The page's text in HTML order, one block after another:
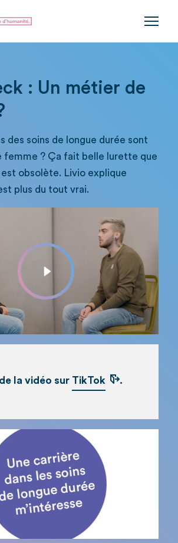
: Un métier de
des soins de longue durée sont
femme ? Ça fait belle lurette que
obsolète. Livio explique
plus du tout vrai.
la vidéo sur TikTok .